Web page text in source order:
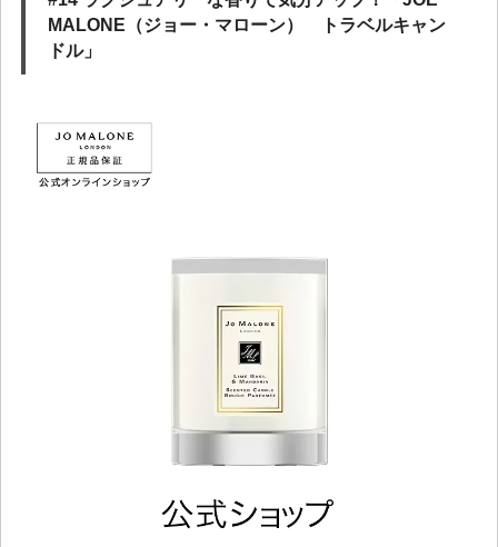
MALONE（ジョー・マローン） トラベルキャン
ドル」